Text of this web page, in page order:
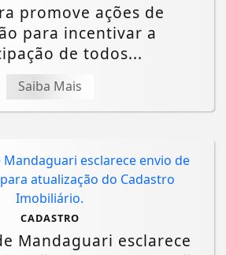
promove ações de
para incentivar a
de todos...
Saiba Mais
CADASTRO
Mandaguari esclarece